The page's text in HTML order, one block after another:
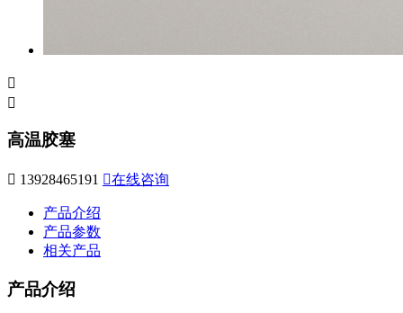


高温胶塞
 13928465191 在线咨询
产品介绍
产品参数
相关产品
产品介绍